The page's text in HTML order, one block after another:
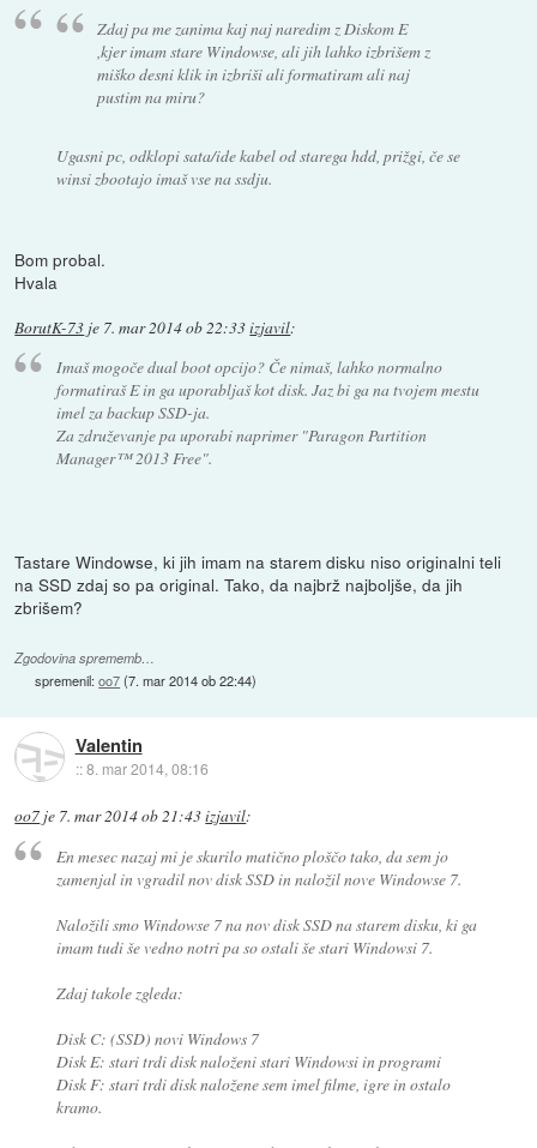
Zdaj pa me zanima kaj naj naredim z Diskom E
,kjer imam stare Windowse, ali jih lahko izbrišem z
miško desni klik in izbriši ali formatiram ali naj
pustim na miru?
Ugasni pc, odklopi sata/ide kabel od starega hdd, prižgi, če se
winsi zbootajo imaš vse na ssdju.
Bom probal.
Hvala
BorutK-73 je 7. mar 2014 ob 22:33izjavil:
Imaš mogoče dual boot opcijo? Če nimaš, lahko normalno
formatiraš E in ga uporabljaš kot disk. Jaz bi ga na tvojem mestu
imel za backup SSD-ja.
Za združevanje pa uporabi naprimer "Paragon Partition
Manager™ 2013 Free".
Tastare Windowse, ki jih imam na starem disku niso originalni teli
na SSD zdaj so pa original. Tako, da najbrž najboljše, da jih
zbrišem?
Zgodovina sprememb…
spremenil:oo7(7. mar 2014 ob 22:44)
Valentin
::8. mar 2014, 08:16
oo7 je 7. mar 2014 ob 21:43izjavil:
En mesec nazaj mi je skurilo matično ploščo tako, da sem jo
zamenjal in vgradil nov disk SSD in naložil nove Windowse 7.
Naložili smo Windowse 7 na nov disk SSD na starem disku, ki ga
imam tudi še vedno notri pa so ostali še stari Windowsi 7.
Zdaj takole zgleda:
Disk C: (SSD) novi Windows 7
Disk E: stari trdi disk naloženi stari Windowsi in programi
Disk F: stari trdi disk naložene sem imel filme, igre in ostalo
kramo.